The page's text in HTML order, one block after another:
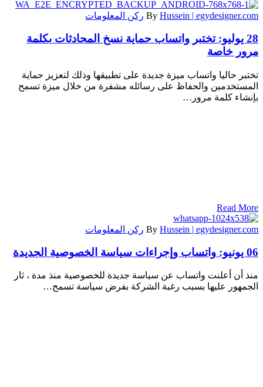
By Hussein | egydesigner.com ركن المعلومات
28 يوليو:
تختبر واتساب حماية نسخ المحادثات بكلمة
مرور خاصة
تختبر حاليا واتساب ميزة جديدة على تطبيقها وذلك لتعزيز حماية
المستخدمين والحفاظ على رسائله مشفرة من خلال ميزة تسمح
بإنشاء كلمة مرور…
Read More
By Hussein | egydesigner.com ركن المعلومات
06 يونيو: واتساب وإجراءات سياسة الخصوصية الجديدة
منذ أن أعلنت واتساب عن سياسة جديدة للخصوصية منذ مدة ، ثار
الجمهور عليها بسبب رغبة الشركة بفرض سياسة تسمح…